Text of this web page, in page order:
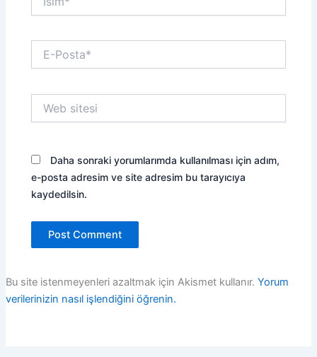
Posta*
sitesi
Daha sonraki yorumlarımda kullanılması için adım,
e-posta adresim ve site adresim bu tarayıcıya
kaydedilsin.
Bu site istenmeyenleri azaltmak için Akismet kullanır. Yorum
verilerinizin nasıl işlendiğini öğrenin.